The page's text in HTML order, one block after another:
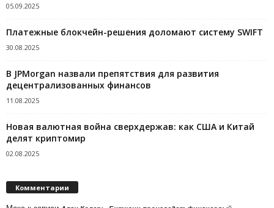
05.09.2025
Платежные блокчейн-решения доломают систему SWIFT
30.08.2025
В JPMorgan назвали препятствия для развития
децентрализованных финансов
11.08.2025
Новая валютная война сверхдержав: как США и Китай
делят криптомир
02.08.2025
Комментарии